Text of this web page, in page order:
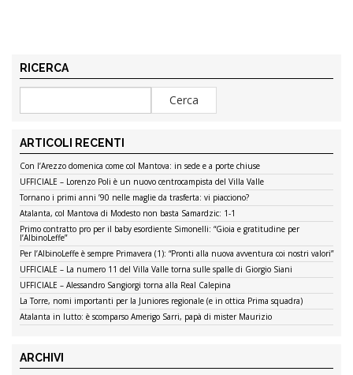
RICERCA
ARTICOLI RECENTI
Con l’Arezzo domenica come col Mantova: in sede e a porte chiuse
UFFICIALE – Lorenzo Poli è un nuovo centrocampista del Villa Valle
Tornano i primi anni ’90 nelle maglie da trasferta: vi piacciono?
Atalanta, col Mantova di Modesto non basta Samardzic: 1-1
Primo contratto pro per il baby esordiente Simonelli: “Gioia e gratitudine per
l’AlbinoLeffe”
Per l’AlbinoLeffe è sempre Primavera (1): “Pronti alla nuova avventura coi nostri valori”
UFFICIALE – La numero 11 del Villa Valle torna sulle spalle di Giorgio Siani
UFFICIALE – Alessandro Sangiorgi torna alla Real Calepina
La Torre, nomi importanti per la Juniores regionale (e in ottica Prima squadra)
Atalanta in lutto: è scomparso Amerigo Sarri, papà di mister Maurizio
ARCHIVI